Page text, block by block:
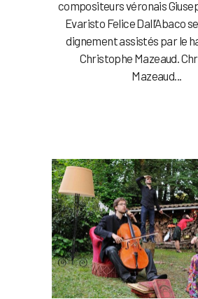
compositeurs véronais
Evaristo Felice Dall’Abaco
dignement assistés par le
Christophe Mazeaud.
Mazeaud...